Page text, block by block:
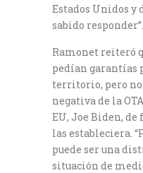
Estados Unidos y
sabido responder”.
Ramonet reiteró
pedían garantías
territorio, pero no
negativa de la
EU, Joe Biden,
las estableciera.
puede ser una
situación de